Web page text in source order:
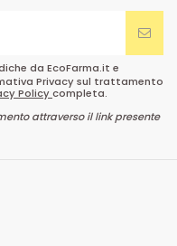
da EcoFarma.it e
Privacy sul trattamento
Policycompleta.
attraverso il link presente